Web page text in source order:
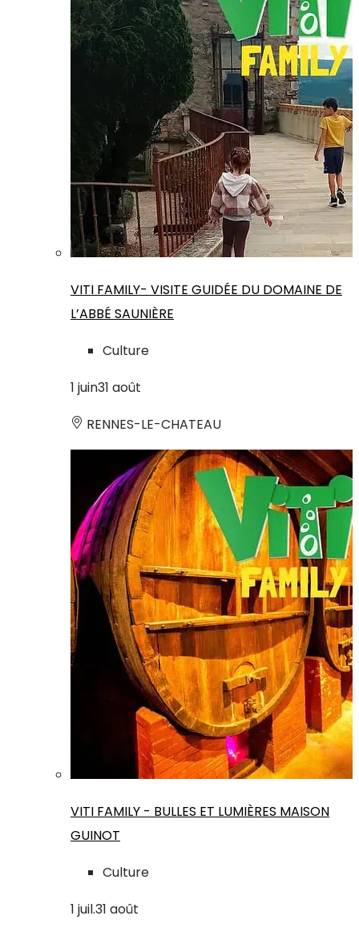
VITI FAMILY- VISITE GUIDÉE DU DOMAINE DE
L’ABBÉ SAUNIÈRE
Culture
1 juin31 août
RENNES-LE-CHATEAU
VITI FAMILY - BULLES ET LUMIÈRES MAISON
GUINOT
Culture
1 juil.31 août